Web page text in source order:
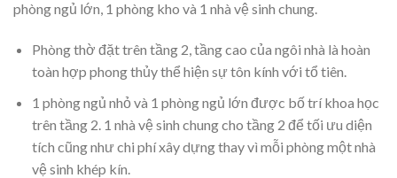
phòng ngủ lớn, 1 phòng kho và 1 nhà vệ sinh chung.
Phòng thờ đặt trên tầng 2, tầng cao của ngôi nhà là hoàn
toàn hợp phong thủy thể hiện sự tôn kính với tổ tiên.
1 phòng ngủ nhỏ và 1 phòng ngủ lớn được bố trí khoa học
trên tầng 2. 1 nhà vệ sinh chung cho tầng 2 để tối ưu diện
tích cũng như chi phí xây dựng thay vì mỗi phòng một nhà
vệ sinh khép kín.